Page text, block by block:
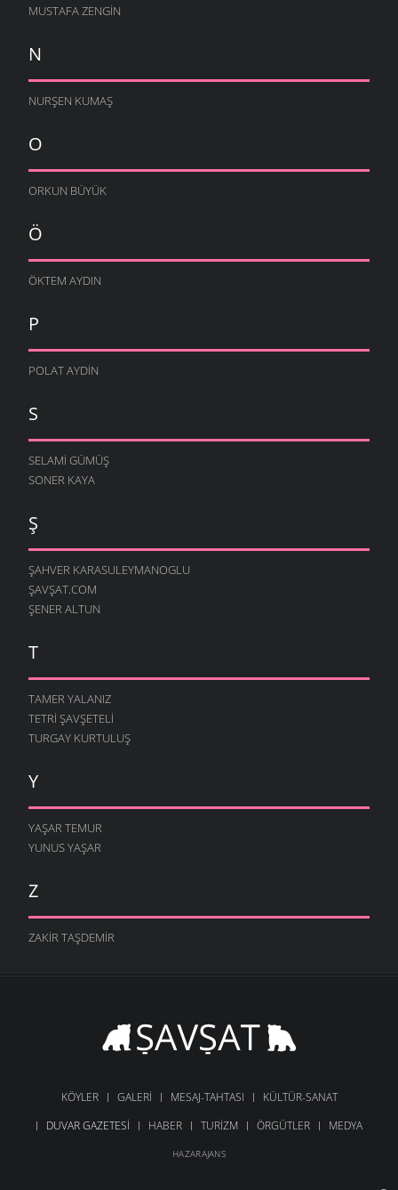
MUSTAFA ZENGIN
N
NURŞEN KUMAŞ
O
ORKUN BÜYÜK
Ö
ÖKTEM AYDIN
P
POLAT AYDIN
S
SELAMI GÜMÜŞ
SONER KAYA
Ş
ŞAHVER KARASULEYMANOGLU
ŞAVŞAT.COM
ŞENER ALTUN
T
TAMER YALANIZ
TETRI ŞAVŞETELI
TURGAY KURTULUŞ
Y
YAŞAR TEMUR
YUNUS YAŞAR
Z
ZAKIR TAŞDEMIR
KÖYLER GALERI MESAJ-TAHTASI
KÜLTÜR-SANAT
DUVAR GAZETESI
HABER TURIZM ÖRGÜTLER MEDYA
HAZARAJANS